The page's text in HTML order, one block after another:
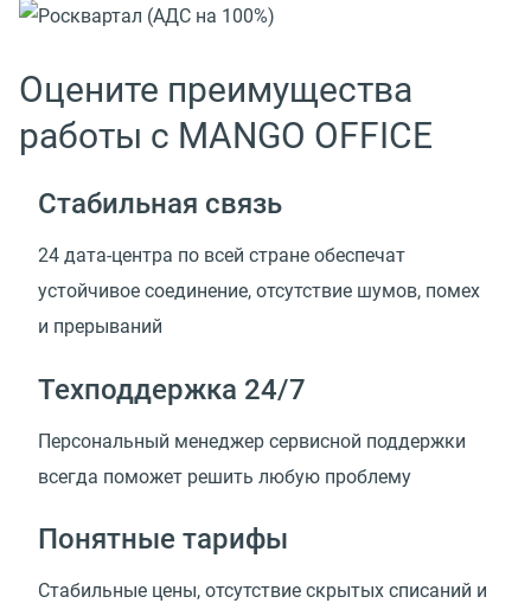
Оцените преимущества
работы с MANGO OFFICE
Стабильная связь
24 дата-центра по всей стране обеспечат
устойчивое соединение, отсутствие шумов, помех
и прерываний
Техподдержка 24/7
Персональный менеджер сервисной поддержки
всегда поможет решить любую проблему
Понятные тарифы
Стабильные цены, отсутствие скрытых списаний и